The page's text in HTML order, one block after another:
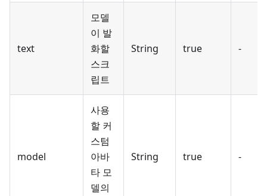
text
모델
이 발
화할
스크
립트
String true -
model
사용
할 커
스텀
아바
타 모
델의
String true -